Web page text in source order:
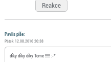
Reakce
Pavlis píše:
Pátek 12.08.2016 20:38
díky díky díky Tome !!!!! :-*